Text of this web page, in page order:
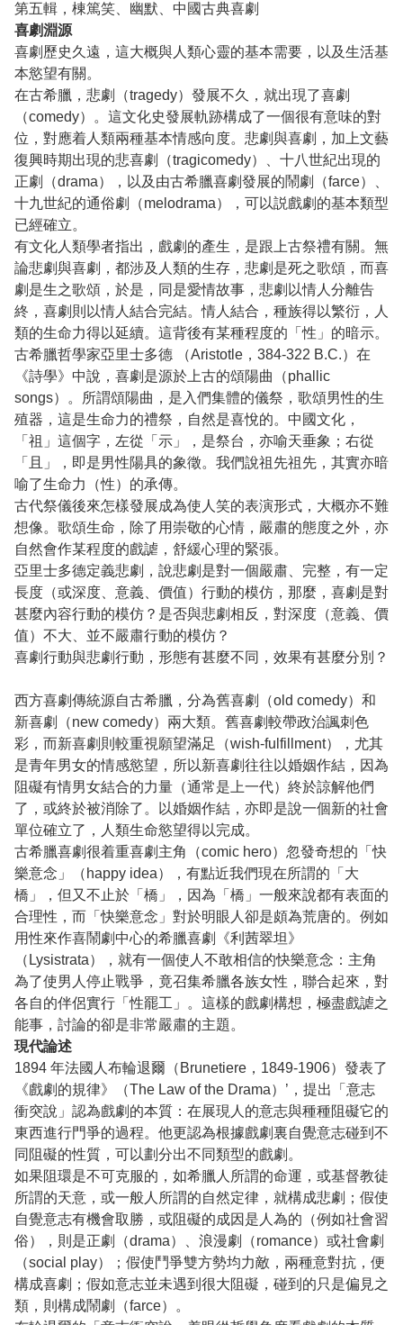
第五輯，棟篤笑、幽默、中國古典喜劇
喜劇淵源
喜劇歷史久遠，這大概與人類心靈的基本需要，以及生活基
本慾望有關。
在古希臘，悲劇（tragedy）發展不久，就出現了喜劇
（comedy）。這文化史發展軌跡構成了一個很有意味的對
位，對應着人類兩種基本情感向度。悲劇與喜劇，加上文藝
復興時期出現的悲喜劇（tragicomedy）、十八世紀出現的
正劇（drama），以及由古希臘喜劇發展的鬧劇（farce）、
十九世紀的通俗劇（melodrama），可以説戲劇的基本類型
已經確立。
有文化人類學者指出，戲劇的產生，是跟上古祭禮有關。無
論悲劇與喜劇，都涉及人類的生存，悲劇是死之歌頌，而喜
劇是生之歌頌，於是，同是愛情故事，悲劇以情人分離告
終，喜劇則以情人結合完結。情人結合，種族得以繁衍，人
類的生命力得以延續。這背後有某種程度的「性」的暗示。
古希臘哲學家亞里士多德 （Aristotle，384-322 B.C.）在
《詩學》中說，喜劇是源於上古的頌陽曲（phallic
songs）。所謂頌陽曲，是入們集體的儀祭，歌頌男性的生
殖器，這是生命力的禮祭，自然是喜悅的。中國文化，
「祖」這個字，左從「示」，是祭台，亦喻天垂象；右從
「且」，即是男性陽具的象徵。我們說祖先祖先，其實亦暗
喻了生命力（性）的承傳。
古代祭儀後來怎樣發展成為使人笑的表演形式，大概亦不難
想像。歌頌生命，除了用崇敬的心情，嚴肅的態度之外，亦
自然會作某程度的戲謔，舒緩心理的緊張。
亞里士多德定義悲劇，說悲劇是對一個嚴肅、完整，有一定
長度（或深度、意義、價值）行動的模仿，那麼，喜劇是對
甚麼內容行動的模仿？是否與悲劇相反，對深度（意義、價
值）不大、並不嚴肅行動的模仿？
喜劇行動與悲劇行動，形態有甚麼不同，效果有甚麼分別？
西方喜劇傳統源自古希臘，分為舊喜劇（old comedy）和
新喜劇（new comedy）兩大類。舊喜劇較帶政治諷刺色
彩，而新喜劇則較重視願望滿足（wish-fulfillment），尤其
是青年男女的情感慾望，所以新喜劇往往以婚姻作結，因為
阻礙有情男女結合的力量（通常是上一代）終於諒解他們
了，或終於被消除了。以婚姻作結，亦即是說一個新的社會
單位確立了，人類生命慾望得以完成。
古希臘喜劇很着重喜劇主角（comic hero）忽發奇想的「快
樂意念」（happy idea），有點近我們現在所謂的「大
橋」，但又不止於「橋」，因為「橋」一般來說都有表面的
合理性，而「快樂意念」對於明眼人卻是頗為荒唐的。例如
用性來作喜鬧劇中心的希臘喜劇《利茜翠坦》
（Lysistrata），就有一個使人不敢相信的快樂意念：主角
為了使男人停止戰爭，竟召集希臘各族女性，聯合起來，對
各自的伴侶實行「性罷工」。這樣的戲劇構想，極盡戲謔之
能事，討論的卻是非常嚴肅的主題。
現代論述
1894 年法國人布輪退爾（Brunetiere，1849-1906）發表了
《戲劇的規律》（The Law of the Drama）’，提出「意志
衝突說」認為戲劇的本質：在展現人的意志與種種阻礙它的
東西進行門爭的過程。他更認為根據戲劇裏自覺意志碰到不
同阻礙的性質，可以劃分出不同類型的戲劇。
如果阻環是不可克服的，如希臘人所謂的命運，或基督教徒
所謂的天意，或一般人所謂的自然定律，就構成悲劇；假使
自覺意志有機會取勝，或阻礙的成因是人為的（例如社會習
俗），則是正劇（drama）、浪漫劇（romance）或社會劇
（social play）；假使鬥爭雙方勢均力敵，兩種意對抗，便
構成喜劇；假如意志並未遇到很大阻礙，碰到的只是偏見之
類，則構成鬧劇（farce）。